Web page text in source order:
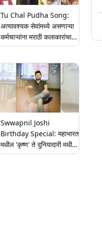
Tu Chal Pudha Song:
अत्यावश्यक सेवांमध्ये असणाऱ्या
कर्मचाऱ्यांना मराठी कलाकारांचा
मानाचा मुजरा; अंकुश चौधरी,
बर्वे अशा 32 लोकांनी एकत्र
येऊन सादर केले 'तू चाल पुढं'
गाणे (Video)
Swwapnil Joshi
Birthday Special: महाभारत
मधील 'कृष्ण' ते दुनियादारी मधील
'श्रेयस' स्वप्नील जोशीच्या फिल्मी